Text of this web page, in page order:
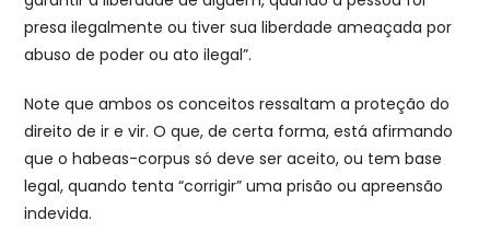
presa ilegalmente ou tiver sua liberdade ameaçada por
abuso de poder ou ato ilegal”.
Note que ambos os conceitos ressaltam a proteção do
direito de ir e vir. O que, de certa forma, está afirmando
que o habeas-corpus só deve ser aceito, ou tem base
legal, quando tenta “corrigir” uma prisão ou apreensão
indevida.